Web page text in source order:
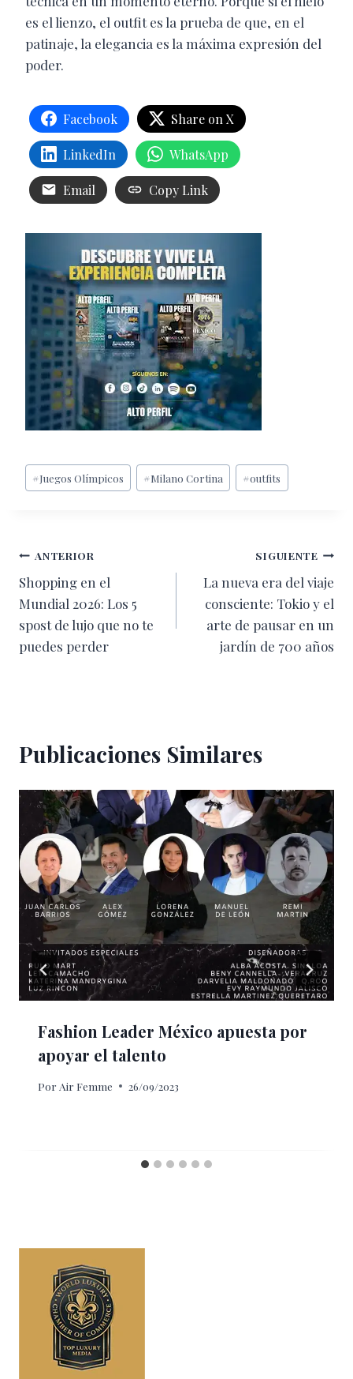
es el lienzo, el outfit es la prueba de que, en el
patinaje, la elegancia es la máxima expresión del
poder.
Facebook Share on X
LinkedIn WhatsApp
Email Copy Link
Etiquetas
de
#Juegos Olímpicos #Milano Cortina #outfits
Navegación
de
entradas
ANTERIOR
Shopping en el
Mundial 2026: Los 5
spost de lujo que no te
puedes perder
SIGUIENTE
La nueva era del viaje
consciente: Tokio y el
arte de pausar en un
jardín de 700 años
Publicaciones Similares
Fashion Leader México apuesta por
apoyar el talento
Por Air Femme 26/09/2023